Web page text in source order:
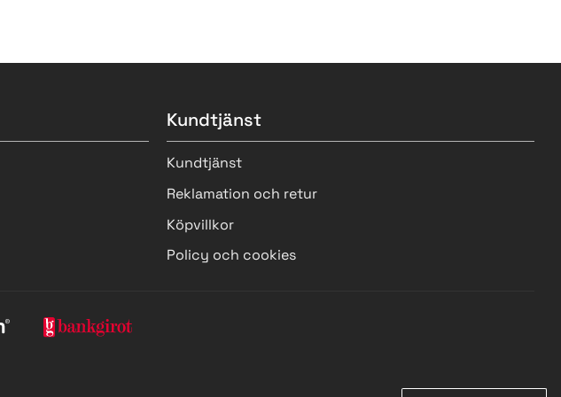
Kundtjänst
Kundtjänst
Reklamation och retur
Köpvillkor
Policy och cookies